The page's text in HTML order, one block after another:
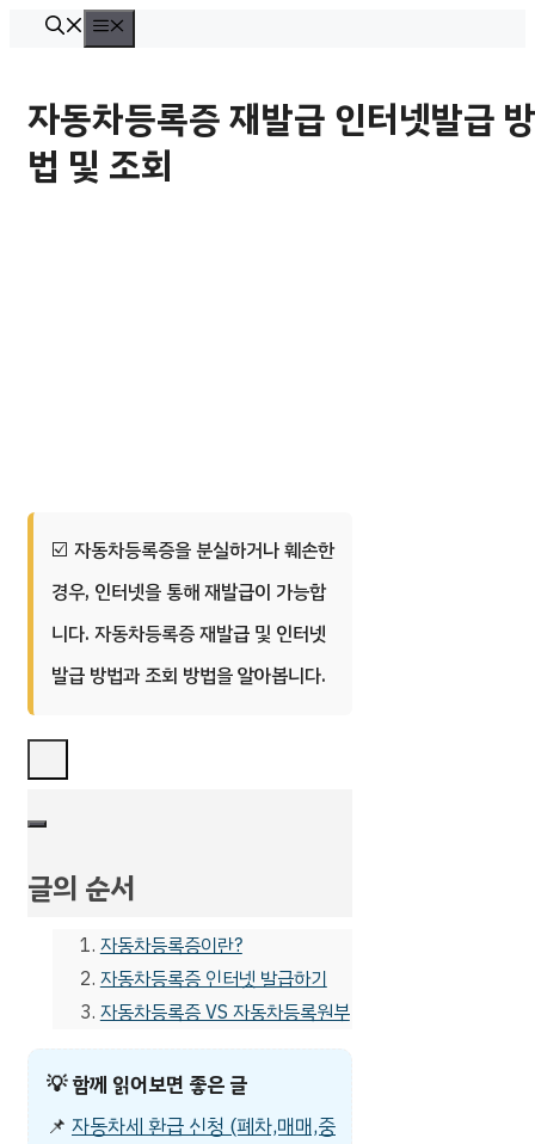
뉴
자동차등록증 재발급 인터넷발급 방
법 및 조회
자동차등록증을 분실하거나 훼손한
경우, 인터넷을 통해 재발급이 가능합
니다. 자동차등록증 재발급 및 인터넷
발급 방법과 조회 방법을 알아봅니다.
글의 순서
자동차등록증이란?
자동차등록증 인터넷 발급하기
자동차등록증 VS 자동차등록원부
💡함께 읽어보면 좋은 글
📌 자동차세 환급 신청 (폐차,매매,중